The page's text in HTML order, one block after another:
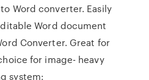
Word converter. Easily
Word document
Converter. Great for
for image- heavy
system: